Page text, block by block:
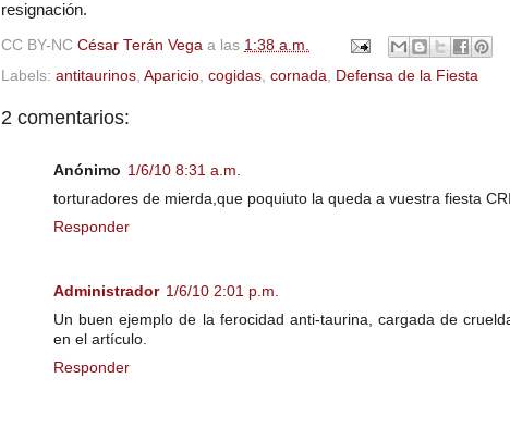
resignación.
CC BY-NC César Terán Vega a las 1:38 a.m.
Labels: antitaurinos Aparicio cogidas cornada Defensa de la Fiesta
2 comentarios:
Anónimo 1/6/10 8:31 a.m.
torturadores de mierda,que poquiuto la queda a vuestra fiesta
Responder
Administrador 1/6/10 2:01 p.m.
Un buen ejemplo de la ferocidad anti-taurina, cargada de
en el artículo.
Responder